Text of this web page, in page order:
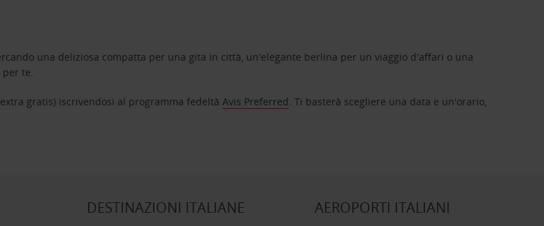
una deliziosa compatta per una gita in città, un'elegante berlina per un viaggio d'affari o una
te.
gratis) iscrivendosi al programma fedeltàAvis Preferred. Ti basterà scegliere una data e un'orario,
DESTINAZIONI ITALIANE
AEROPORTI ITALIANI